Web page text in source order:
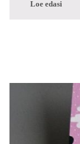
Loe edasi